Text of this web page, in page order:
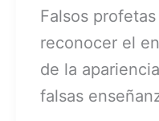
Falsos
reconocer el
de la
falsas